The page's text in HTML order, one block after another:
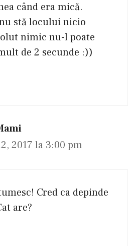
când era mică.
stă locului nicio
nimic nu-l poate
de 2 secunde :))
2017 la 3:00 pm
Cred ca depinde
are?